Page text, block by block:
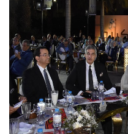
هيئة التدريس
الدراسات العليا
الخريجين